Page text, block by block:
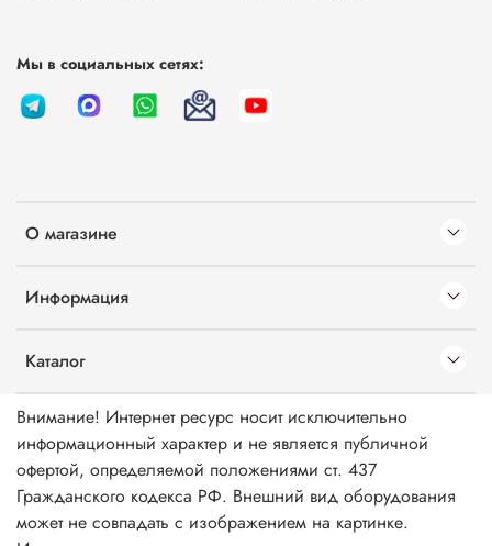
О магазине
Информация
Каталог
Мы в социальных сетях:
Внимание! Интернет ресурс носит исключительно
информационный характер и не является публичной
офертой, определяемой положениями ст. 437
Гражданского кодекса РФ. Внешний вид оборудования
может не совпадать с изображением на картинке.